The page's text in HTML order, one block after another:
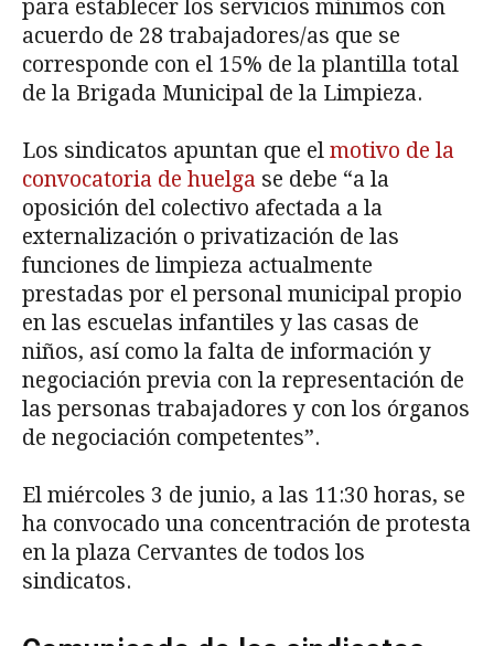
para establecer los servicios mínimos con
acuerdo de 28 trabajadores/as que se
corresponde con el 15% de la plantilla total
de la Brigada Municipal de la Limpieza.
Los sindicatos apuntan que el motivo de la
convocatoria de huelga se debe “a la
oposición del colectivo afectada a la
externalización o privatización de las
funciones de limpieza actualmente
prestadas por el personal municipal propio
en las escuelas infantiles y las casas de
niños, así como la falta de información y
negociación previa con la representación de
las personas trabajadores y con los órganos
de negociación competentes”.
El miércoles 3 de junio, a las 11:30 horas, se
ha convocado una concentración de protesta
en la plaza Cervantes de todos los
sindicatos.